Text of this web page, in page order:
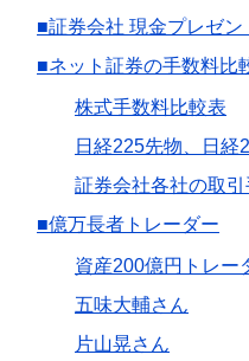
■証券会社 現金プレゼン
■ネット証券の手数料比
株式手数料比較表
日経225先物、日経
証券会社各社の取
■億万長者トレーダー
資産200億円トレー
五味大輔さん
片山晃さん